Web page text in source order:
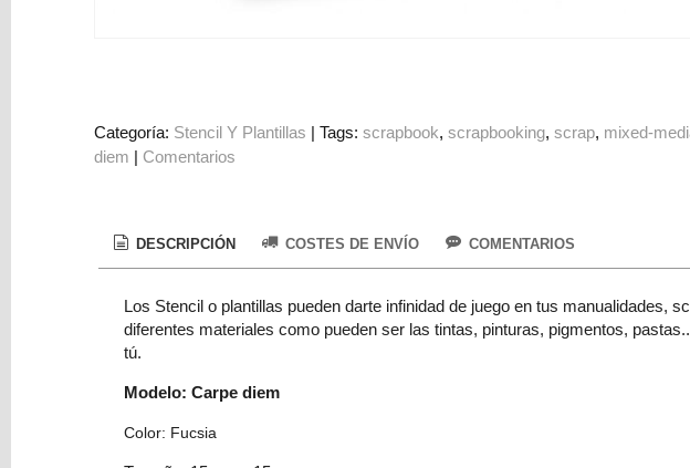
PERSONALIZADOS
Marcas
Categoría: Stencil Y Plantillas |Tags:scrapbook scrapbooking scrap mixed-
diem | Comentarios
DESCRIPCIÓN COSTES DE ENVÍO COMENTARIOS
Los Stencil o plantillas pueden darte infinidad de juego en tus manualidades,
diferentes materiales como pueden ser las tintas, pinturas, pigmentos,
tú.
Modelo: Carpe diem
Color: Fucsia